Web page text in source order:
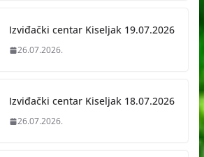
Izviđački centar Kiseljak 19.07.2026
26.07.2026.
Izviđački centar Kiseljak 18.07.2026
26.07.2026.